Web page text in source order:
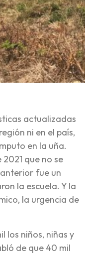
actualizadas
ni en el país,
en la uña.
que no se
fue un
la escuela. Y la
la urgencia de
los niños, niñas y
de que 40 mil